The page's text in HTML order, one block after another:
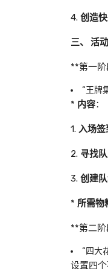
4. 创造
三、 活
**第一
“王牌
* 内容：
1. 入场签
2. 寻找
3. 创建
* 所需物
**第二阶
“四大
设置四